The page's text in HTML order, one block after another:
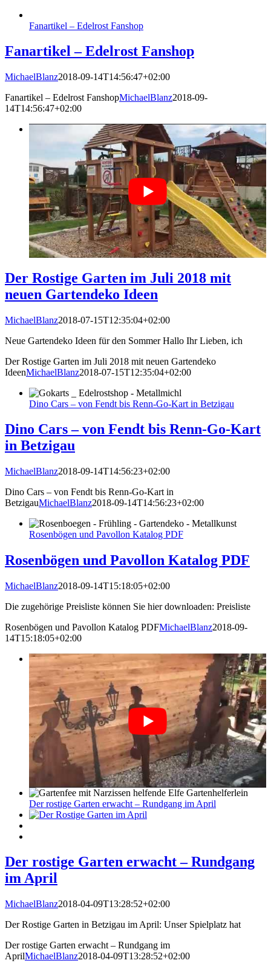
Fanartikel – Edelrost Fanshop
Fanartikel – Edelrost Fanshop
MichaelBlanz2018-09-14T14:56:47+02:00
Fanartikel – Edelrost FanshopMichaelBlanz2018-09-
14T14:56:47+02:00
Der Rostige Garten im Juli 2018 mit
neuen Gartendeko Ideen
MichaelBlanz2018-07-15T12:35:04+02:00
Neue Gartendeko Ideen für den Sommer Hallo Ihr Lieben, ich
Der Rostige Garten im Juli 2018 mit neuen Gartendeko
IdeenMichaelBlanz2018-07-15T12:35:04+02:00
Dino Cars – von Fendt bis Renn-Go-Kart in Betzigau
Dino Cars – von Fendt bis Renn-Go-Kart
in Betzigau
MichaelBlanz2018-09-14T14:56:23+02:00
Dino Cars – von Fendt bis Renn-Go-Kart in
BetzigauMichaelBlanz2018-09-14T14:56:23+02:00
Rosenbögen und Pavollon Katalog PDF
Rosenbögen und Pavollon Katalog PDF
MichaelBlanz2018-09-14T15:18:05+02:00
Die zugehörige Preisliste können Sie hier downloaden: Preisliste
Rosenbögen und Pavollon Katalog PDFMichaelBlanz2018-09-
14T15:18:05+02:00
Der rostige Garten erwacht – Rundgang im April
Der rostige Garten erwacht – Rundgang
im April
MichaelBlanz2018-04-09T13:28:52+02:00
Der Rostige Garten in Betzigau im April: Unser Spielplatz hat
Der rostige Garten erwacht – Rundgang im
AprilMichaelBlanz2018-04-09T13:28:52+02:00